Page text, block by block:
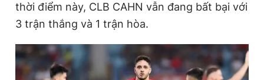
Hotline
0906 645 777
Liên hệ quảng cáo
0908 780 404
Đặt báo Quảng cáo RSS Tòa soạn Chính sách bảo
thời điểm này, CLB CAHN vẫn đang bất bại với
3 trận thắng và 1 trận hòa.